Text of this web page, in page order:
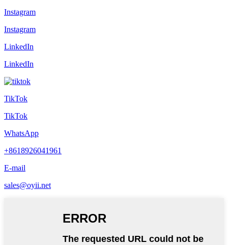
Instagram
Instagram
LinkedIn
LinkedIn
TikTok
TikTok
WhatsApp
+8618926041961
E-mail
sales@oyii.net